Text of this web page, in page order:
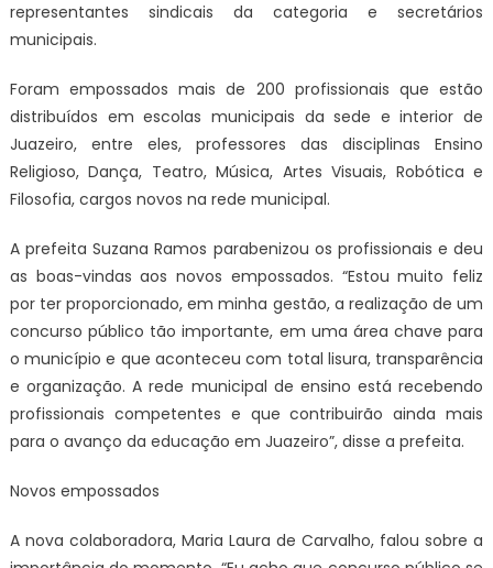
representantes sindicais da categoria e secretários
municipais.
Foram empossados mais de 200 profissionais que estão
distribuídos em escolas municipais da sede e interior de
Juazeiro, entre eles, professores das disciplinas Ensino
Religioso, Dança, Teatro, Música, Artes Visuais, Robótica e
Filosofia, cargos novos na rede municipal.
A prefeita Suzana Ramos parabenizou os profissionais e deu
as boas-vindas aos novos empossados. “Estou muito feliz
por ter proporcionado, em minha gestão, a realização de um
concurso público tão importante, em uma área chave para
o município e que aconteceu com total lisura, transparência
e organização. A rede municipal de ensino está recebendo
profissionais competentes e que contribuirão ainda mais
para o avanço da educação em Juazeiro”, disse a prefeita.
Novos empossados
A nova colaboradora, Maria Laura de Carvalho, falou sobre a